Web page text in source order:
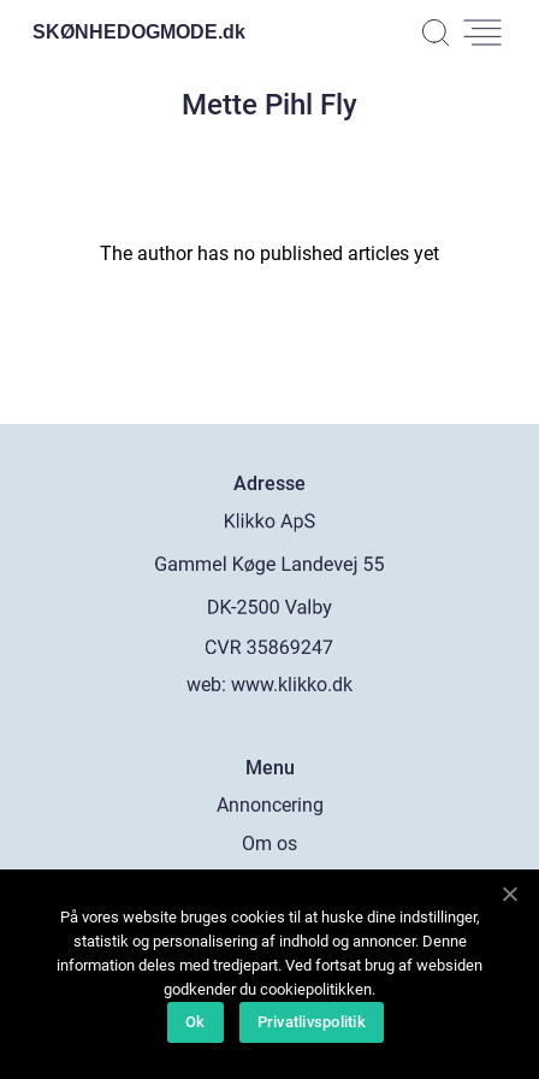
SKØNHEDOGMODE.dk
Mette Pihl Fly
The author has no published articles yet
Adresse
web: www.klikko.dk
Menu
Annoncering
Om os
Kontakt os
Sitemap
På vores website bruges cookies til at huske dine indstillinger,
statistik og personalisering af indhold og annoncer. Denne
information deles med tredjepart. Ved fortsat brug af websiden
godkender du cookiepolitikken.
Ok
Privatlivspolitik